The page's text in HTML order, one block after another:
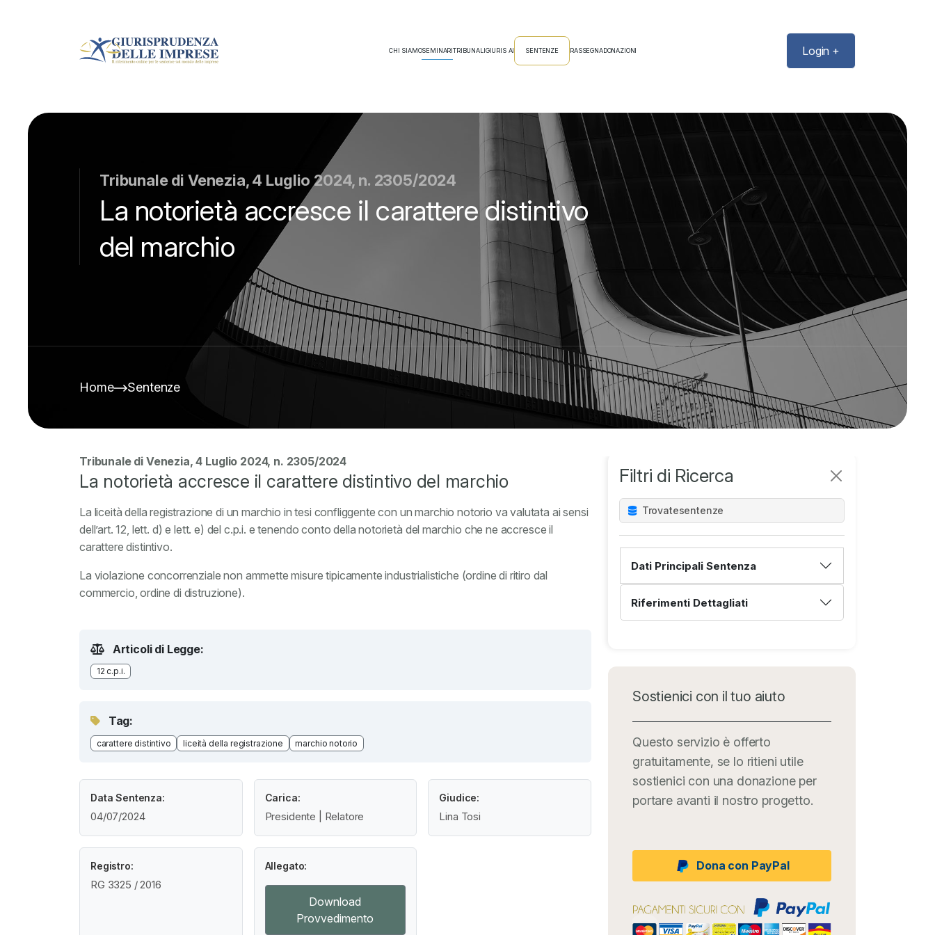
CHI SIAMOSEMINARITRIBUNALIGIURIS AI SENTENZE RASSEGNADONAZIONI Login +
Tribunale di Venezia, 4 Luglio 2024, n. 2305/2024
La notorietà accresce il carattere distintivo
del marchio
Home Sentenze
Tribunale di Venezia, 4 Luglio 2024, n. 2305/2024
La notorietà accresce il carattere distintivo del marchio
La liceità della registrazione di un marchio in tesi confliggente con un marchio notorio va valutata ai sensi
dell’art. 12, lett. d) e lett. e) del c.p.i. e tenendo conto della notorietà del marchio che ne accresce il
carattere distintivo.
La violazione concorrenziale non ammette misure tipicamente industrialistiche (ordine di ritiro dal
commercio, ordine di distruzione).
Articoli di Legge:
12 c.p.i.
Tag:
carattere distintivo liceità della registrazione marchio notorio
Data Sentenza:
04/07/2024
Carica:
Presidente | Relatore
Giudice:
Lina Tosi
Registro:
RG 3325 / 2016
Allegato:
Download
Provvedimento
Filtri di Ricerca
Trovatesentenze
Dati Principali Sentenza
Riferimenti Dettagliati
Sostienici con il tuo aiuto
Questo servizio è offerto
gratuitamente, se lo ritieni utile
sostienici con una donazione per
portare avanti il nostro progetto.
Dona con PayPal